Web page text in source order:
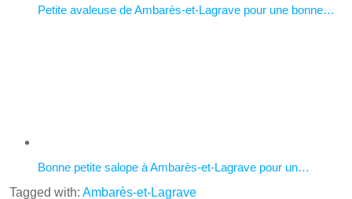
Petite avaleuse de Ambarès-et-Lagrave pour une bonne…
Bonne petite salope à Ambarès-et-Lagrave pour un…
Tagged with: Ambarès-et-Lagrave